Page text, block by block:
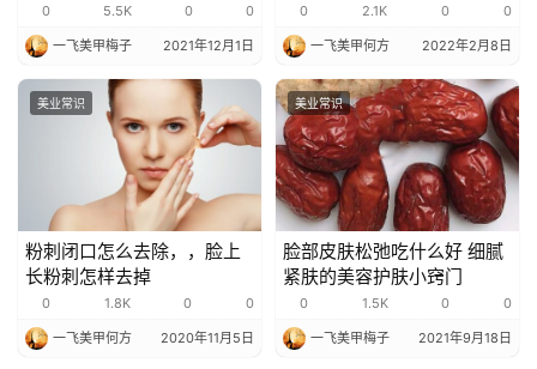
0 5.5K 0 0
一飞美甲梅子 2021年12月1日
0 2.1K 0 0
一飞美甲何方 2022年2月8日
美业常识
粉刺闭口怎么去除，，脸上
长粉刺怎样去掉
0 1.8K 0 0
一飞美甲何方 2020年11月5日
美业常识
脸部皮肤松弛吃什么好 细腻
紧肤的美容护肤小窍门
0 1.5K 0 0
一飞美甲梅子 2021年9月18日